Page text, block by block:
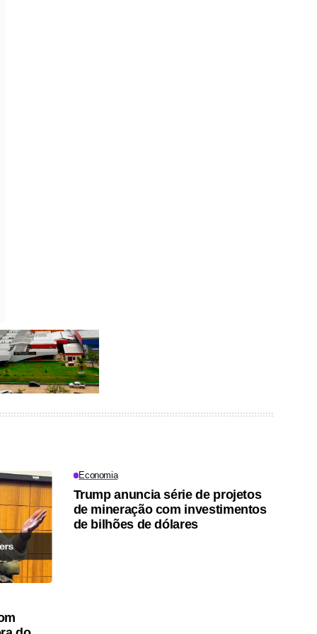
Economia
Trump anuncia série de projetos
de mineração com investimentos
de bilhões de dólares